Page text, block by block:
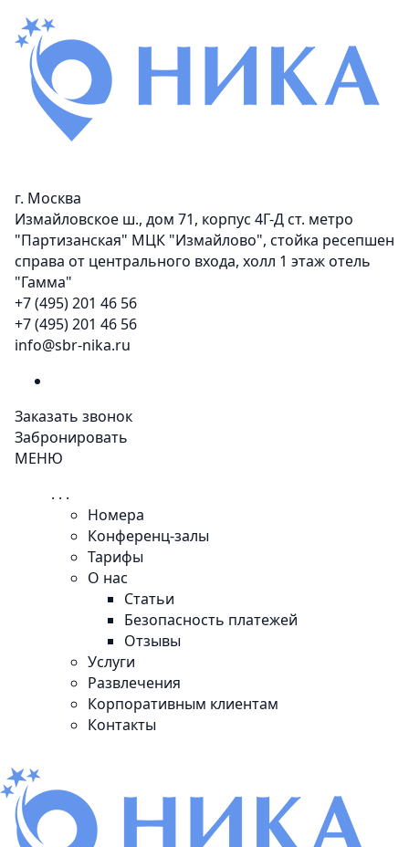
г. Москва
Измайловское ш., дом 71, корпус 4Г-Д ст. метро
"Партизанская" МЦК "Измайлово", стойка ресепшен
справа от центрального входа, холл 1 этаж отель
"Гамма"
+7 (495) 201 46 56
+7 (495) 201 46 56
info@sbr-nika.ru
Заказать звонок
Забронировать
МЕНЮ
. . .
Номера
Конференц-залы
Тарифы
О нас
Статьи
Безопасность платежей
Отзывы
Услуги
Развлечения
Корпоративным клиентам
Контакты